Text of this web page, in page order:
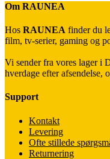
Om RAUNEA
Hos RAUNEA finder du
film, tv-serier, gaming og
Vi sender fra vores lager i
hverdage efter afsendelse,
Support
Kontakt
Levering
Ofte stillede
Returnering